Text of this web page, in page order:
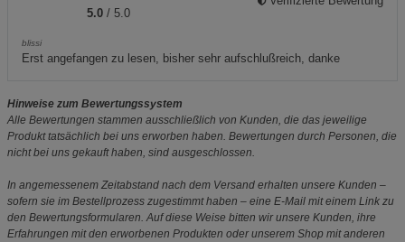
5.0 / 5.0
blissi
Erst angefangen zu lesen, bisher sehr aufschlußreich, danke
Hinweise zum Bewertungssystem
Alle Bewertungen stammen ausschließlich von Kunden, die das jeweilige
Produkt tatsächlich bei uns erworben haben. Bewertungen durch Personen, die
nicht bei uns gekauft haben, sind ausgeschlossen.
In angemessenem Zeitabstand nach dem Versand erhalten unsere Kunden –
sofern sie im Bestellprozess zugestimmt haben – eine E-Mail mit einem Link zu
den Bewertungsformularen. Auf diese Weise bitten wir unsere Kunden, ihre
Erfahrungen mit den erworbenen Produkten oder unserem Shop mit anderen